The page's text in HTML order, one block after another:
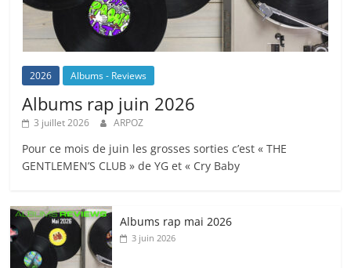
2026 Albums - Reviews
Albums rap juin 2026
3 juillet 2026 ARPOZ
Pour ce mois de juin les grosses sorties c’est « THE
GENTLEMEN’S CLUB » de YG et « Cry Baby
Albums rap mai 2026
3 juin 2026